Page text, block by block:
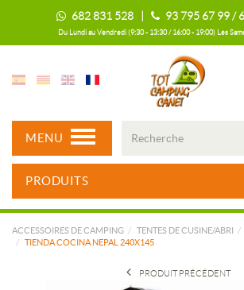
682 831 528 | 93 795 67 99 /
Du Lundi au Vendredi (9:30 - 13:30 / 16:00 - 19:00) Les
MENU
PRODUITS
ACCESSOIRES DE CAMPING TENTES DE CUSINE/ABRI
TIENDA COCINA NEPAL 240X145
PRODUIT PRÉCÉDENT